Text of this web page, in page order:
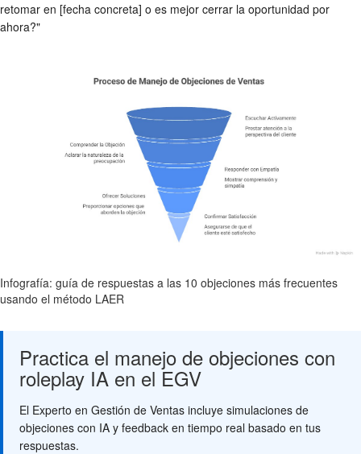
retomar en [fecha concreta] o es mejor cerrar la oportunidad por
ahora?"
Infografía: guía de respuestas a las 10 objeciones más frecuentes
usando el método LAER
Practica el manejo de objeciones con
roleplay IA en el EGV
El Experto en Gestión de Ventas incluye simulaciones de
objeciones con IA y feedback en tiempo real basado en tus
respuestas.